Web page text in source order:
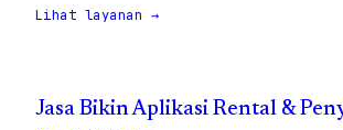
Lihat layanan →
Jasa Bikin Aplikasi Rental &